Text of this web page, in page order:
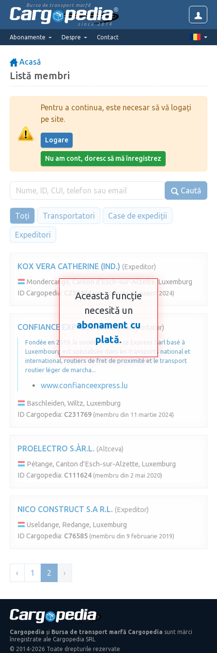
Bursa de transport marfă
since 2014
Abonamente Despre Contact
Acasă
Listă membri
Pentru a continua, este necesar să vă logați
pe site.
Logare
Nu am cont, doresc să mă înregistrez
Caută
Toți Transportatori Case de expediții
Expeditori
KOX VERA CATHERINE (IND.) (Expeditor)
Mondercange, Canton d'Esch-sur-Alzette, Luxemburg
ID Cargopedia:
C239424 (membru din 30 august 2024)
CONFIANCE EXPRESS SARL (Transportator)
Fondée en 2019, la société Confiance Express Sarl basé à
Luxembourg est spécialisée dans les transports national et
international, routiers de fret de proximité et le transport
routier léger de marcha...
www.confianceexpress.lu
Baschleiden, Wiltz, Luxemburg
ID Cargopedia: C231769 (membru din 11 martie 2024)
PROELECTRO S.ÀR.L. (Altceva)
Pétange, Canton d'Esch-sur-Alzette, Luxemburg
ID Cargopedia: C111624 (membru din 2 mai 2020)
NICO CONSTRUCT S.A R.L. (Expeditor)
Useldange, Redange, Luxemburg
ID Cargopedia: C76585 (membru din 9 februarie 2019)
‹ 1 2 ›
Această funcție
necesită un
abonament cu
plată.
Cargopedia și Bursa de transport marfă Cargopedia sunt mărci
înregistrate ale Cargopedia SRL
© 2014-2026 Toate drepturile rezervate